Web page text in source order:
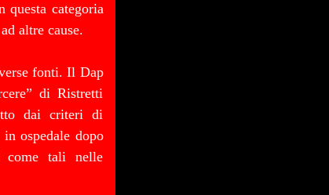
questa categoria
altre cause.
fonti. Il Dap
di Ristretti
dai criteri di
ospedale dopo
come tali nelle